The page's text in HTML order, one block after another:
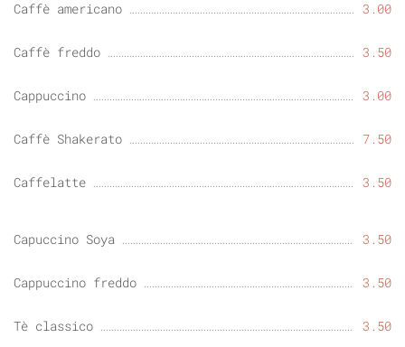
Caffè americano 3.00
Caffè freddo 3.50
Cappuccino 3.00
Caffè Shakerato 7.50
Caffelatte 3.50
Capuccino Soya 3.50
Cappuccino freddo 3.50
Tè classico 3.50